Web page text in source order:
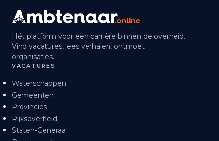
Hét platform voor een carrière binnen de overheid.
Vind vacatures, lees verhalen, ontmoet
organisaties.
VACATURES
Waterschappen
Gemeenten
Provincies
Rijksoverheid
Staten-Generaal